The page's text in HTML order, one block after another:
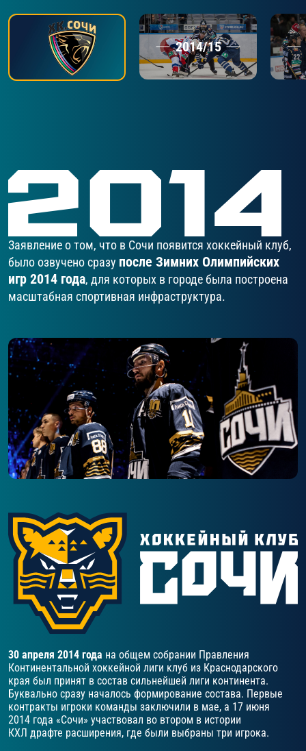
2014/15
Заявление о том, что в Сочи появится хоккейный клуб,
было озвучено сразу после Зимних Олимпийских
игр 2014 года, для которых в городе была построена
масштабная спортивная инфраструктура.
30 апреля 2014 года на общем собрании Правления
Континентальной хоккейной лиги клуб из Краснодарского
края был принят в состав сильнейшей лиги континента.
Буквально сразу началось формирование состава. Первые
контракты игроки команды заключили в мае, а 17 июня
2014 года «Сочи» участвовал во втором в истории
КХЛ драфте расширения, где были выбраны три игрока.